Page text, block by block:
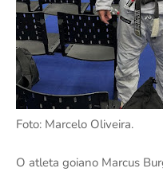
Foto: Marcelo Oliveira.
O atleta goiano Marcus